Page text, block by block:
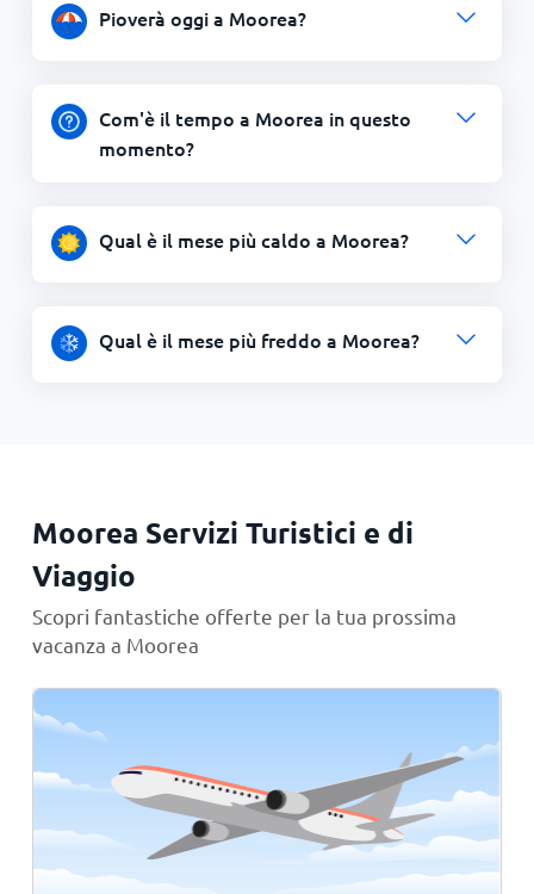
Pioverà oggi a Moorea?
Com'è il tempo a Moorea in questo
momento?
Qual è il mese più caldo a Moorea?
Qual è il mese più freddo a Moorea?
Moorea Servizi Turistici e di
Viaggio
Scopri fantastiche offerte per la tua prossima
vacanza a Moorea